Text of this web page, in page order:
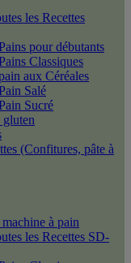
les Recettes
pour débutants
Classiques
aux Céréales
Salé
Sucré
gluten
(Confitures, pâte à
à pain
les Recettes SD-